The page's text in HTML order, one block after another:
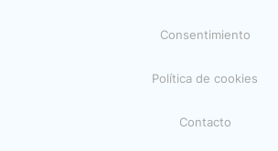
Consentimiento
Política de cookies
Contacto